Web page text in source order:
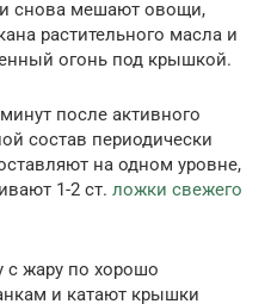
и снова мешают овощи,
растительного масла и
огонь под крышкой.
после активного
состав периодически
на одном уровне,
1-2 ст. ложки свежего
с жару по хорошо
и катают крышки